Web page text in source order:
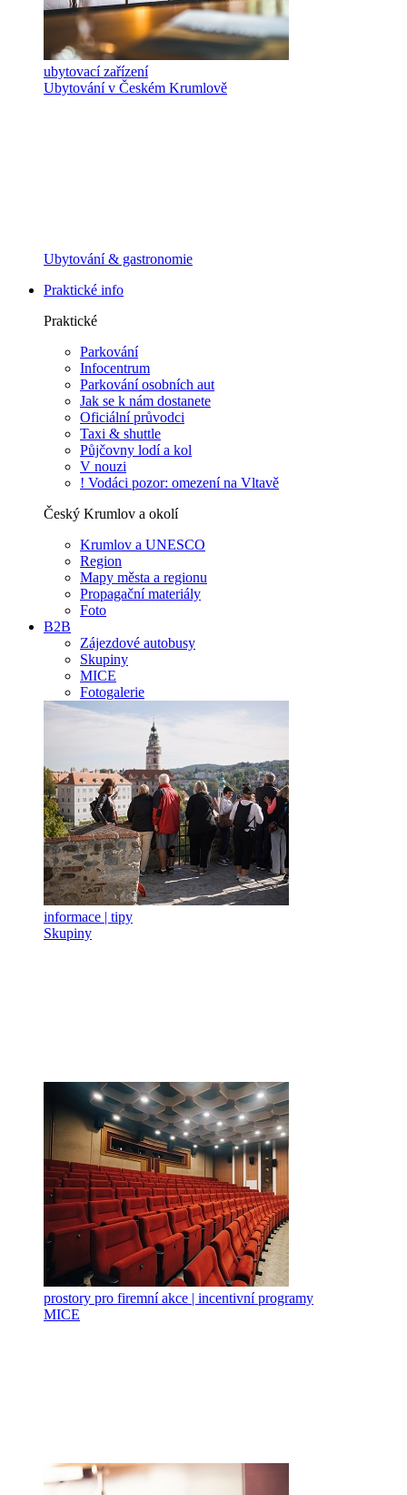
ubytovací zařízení
Ubytování v Českém Krumlově
Ubytování & gastronomie
Praktické info
Praktické
Parkování
Infocentrum
Parkování osobních aut
Jak se k nám dostanete
Oficiální průvodci
Taxi & shuttle
Půjčovny lodí a kol
V nouzi
! Vodáci pozor: omezení na Vltavě
Český Krumlov a okolí
Krumlov a UNESCO
Region
Mapy města a regionu
Propagační materiály
Foto
B2B
Zájezdové autobusy
Skupiny
MICE
Fotogalerie
informace | tipy
Skupiny
prostory pro firemní akce | incentivní programy
MICE